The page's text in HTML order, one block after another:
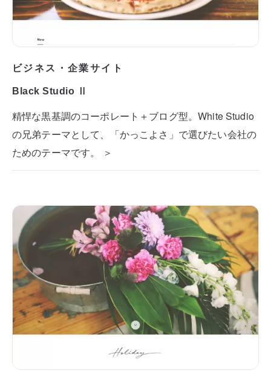
ビジネス・企業サイト
Black Studio Ⅱ
精悍な黒基調のコーポレート＋ブログ型。White Studio
の兄弟テーマとして、「かっこよさ」で選びたい会社の
ためのテーマです。 ＞